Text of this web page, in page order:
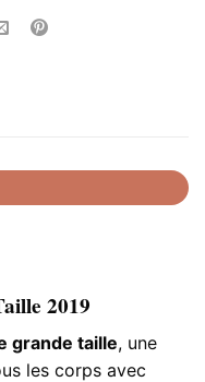
2019
grande taille, une
les corps avec